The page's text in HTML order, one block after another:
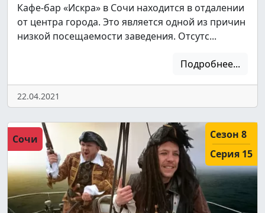
Кафе-бар «Искра» в Сочи находится в отдалении
от центра города. Это является одной из причин
низкой посещаемости заведения. Отсутс...
Подробнее...
22.04.2021
Сочи
Сезон 8
Серия 15